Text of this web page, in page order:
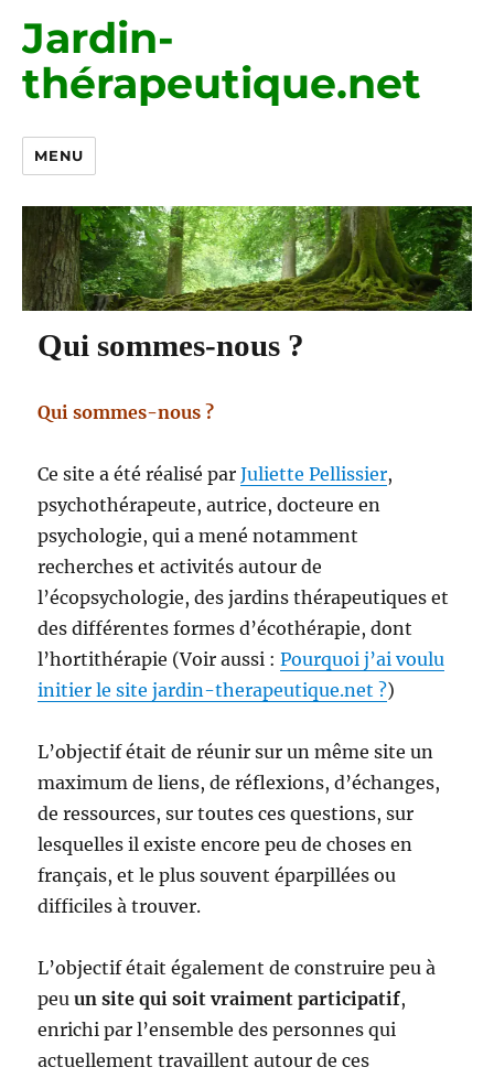
Jardin-
thérapeutique.net
MENU
Qui sommes-nous ?
Qui sommes-nous ?
Ce site a été réalisé parJuliette Pellissier,
psychothérapeute, autrice, docteure en
psychologie, qui a mené notamment
recherches et activités autour de
l’écopsychologie, des jardins thérapeutiques et
des différentes formes d’écothérapie, dont
l’hortithérapie (Voir aussi :Pourquoi j’ai voulu
initier le site jardin-therapeutique.net ?)
L’objectif était de réunir sur un même site un
maximum de liens, de réflexions, d’échanges,
de ressources, sur toutes ces questions, sur
lesquelles il existe encore peu de choses en
français, et le plus souvent éparpillées ou
difficiles à trouver.
L’objectif était également de construire peu à
peuun site qui soit vraiment participatif,
enrichi par l’ensemble des personnes qui
actuellement travaillent autour de ces